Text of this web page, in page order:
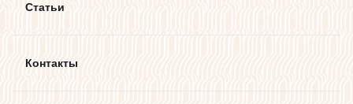
Статьи
Контакты